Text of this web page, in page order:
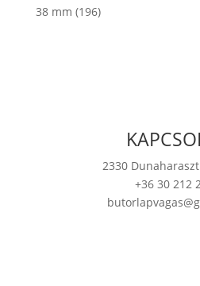
38 mm (196)
2330
+36 30 212